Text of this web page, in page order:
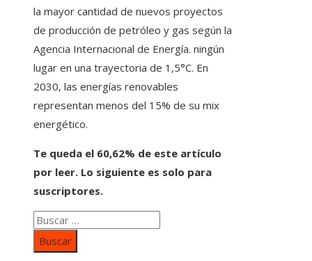
la mayor cantidad de nuevos proyectos
de producción de petróleo y gas según la
Agencia Internacional de Energía. ningún
lugar en una trayectoria de 1,5°C. En
2030, las energías renovables
representan menos del 15% de su mix
energético.
Te queda el 60,62% de este artículo
por leer. Lo siguiente es solo para
suscriptores.
Buscar: